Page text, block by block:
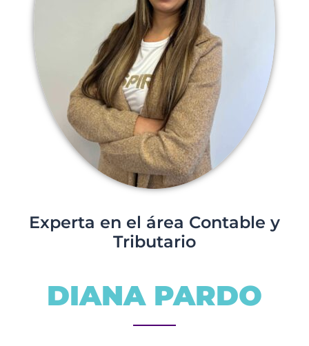
Experta en el área Contable y
Tributario
DIANA PARDO